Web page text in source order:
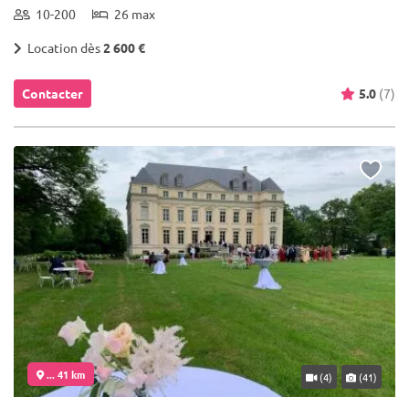
10-200 26 max
Location dès2 600 €
Contacter 5.0 (7)
... 41 km (4) (41)